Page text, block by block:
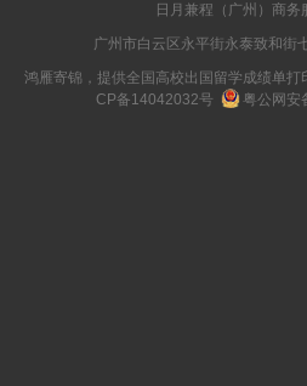
日月兼程（广州）商务
广州市白云区永平街永泰致和街
鸿雁寄锦，提供全国高校出国留学成绩单打
CP备14042032号
粤公网安